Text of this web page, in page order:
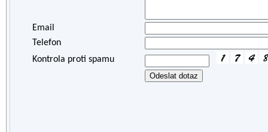
Email
Telefon
Kontrola proti spamu